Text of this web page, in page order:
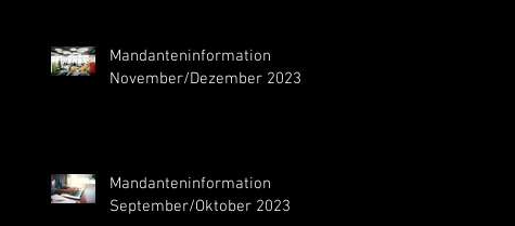
Mandanteninformation
November/Dezember 2023
Mandanteninformation
September/Oktober 2023